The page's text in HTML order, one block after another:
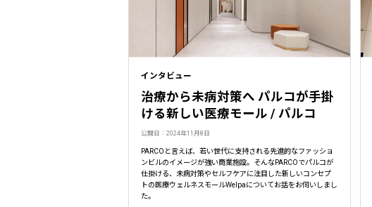
インタビュー
治療から未病対策へ パルコが手掛
ける新しい医療モール / パルコ
公開日：2024年11月8日
PARCOと言えば、若い世代に支持される先進的なファッショ
ンビルのイメージが強い商業施設。そんなPARCOでパルコが
仕掛ける、未病対策やセルフケアに注目した新しいコンセプ
トの医療ウェルネスモールWelpaについてお話をお伺いしまし
た。